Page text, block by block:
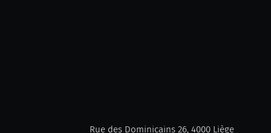
Rue des Dominicains 26, 4000 Liège